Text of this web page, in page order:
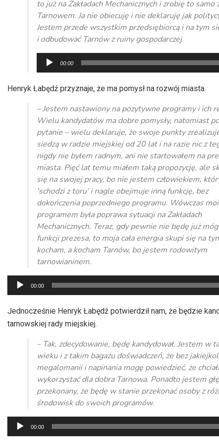
to już na Zakładach Mechanicznych i zrobię to samo
Tarnowem. Ja nie obiecuję i nie deklaruję jak
Jestem przede wszystkim przedsiębiorcą i na tym
i odbudować Tarnów z ruiny gospodarczej
Odtwarzacz
plików
00:00
Henryk Łabędź przyznaje, że ma pomysł na rozwój miasta.
– Jestem nastawiony na pozytywne programy i ich
Wielu kandydatów ma dobre pomysły, natomiast
pytanie – wielu deklaruje, że swoje punkty
siedzą w radzie miejskiej od 20 lat i na razie nic z
nigdy nie byłem radnym, ani nie startowałem na
miasta. Pięć lat temu miałem taką propozycję, ale
się na swojej pracy, bo nie jestem człowiekiem,
'schodzi z toru’ i nagle obejmuje inną funkcję, bez
dokończenia poprzedniego programu. Wówczas
programem była poprawa sytuacji na Zakładach
Mechanicznych. Teraz, gdy pewnie nie będę już
funkcji prezesa, to moja cała energia skupi się na
kocham, a kocham Tarnów, bo jestem rodowitym
tarnowianinem.
Odtwarzacz
plików
dźwiękowych
00:00
Jednocześnie Henryk Łabędź potwierdził nam, że będzie
tarnowskiej rady miejskiej.
– Tak, zdecydowanie, będę kandydował. Jestem w
wieku i z takim bagażu doświadczeń, że bez
megalomanii i napinania mogę powiedzieć, że
wykorzystać dla dobra Tarnowa. Ponadto jestem
przekonany, że będę w stanie przekonać osoby z
środowisk do swoich programów.
Odtwarzacz
plików
00:00